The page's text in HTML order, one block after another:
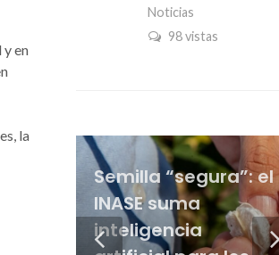
y en
la
Noticias
98 vistas
Semilla “segura”: el
INASE suma
inteligencia
“Que aparezca el
crédito”: en la
cadena ganadera
ponen el foco en el
La dicotomía del
maíz: a días de la
siembra gana
poder de compra
Del derecho penal a
la genética bovina:
Vacuna antiaftosa:
la Sociedad Rural
asegura que el
precio bajó y
La genética le gana
al pulgón amarillo y